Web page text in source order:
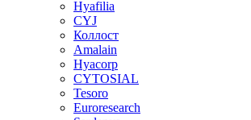
Hyafilia
CYJ
Коллост
Amalain
Hyacorp
CYTOSIAL
Tesoro
Euroresearch